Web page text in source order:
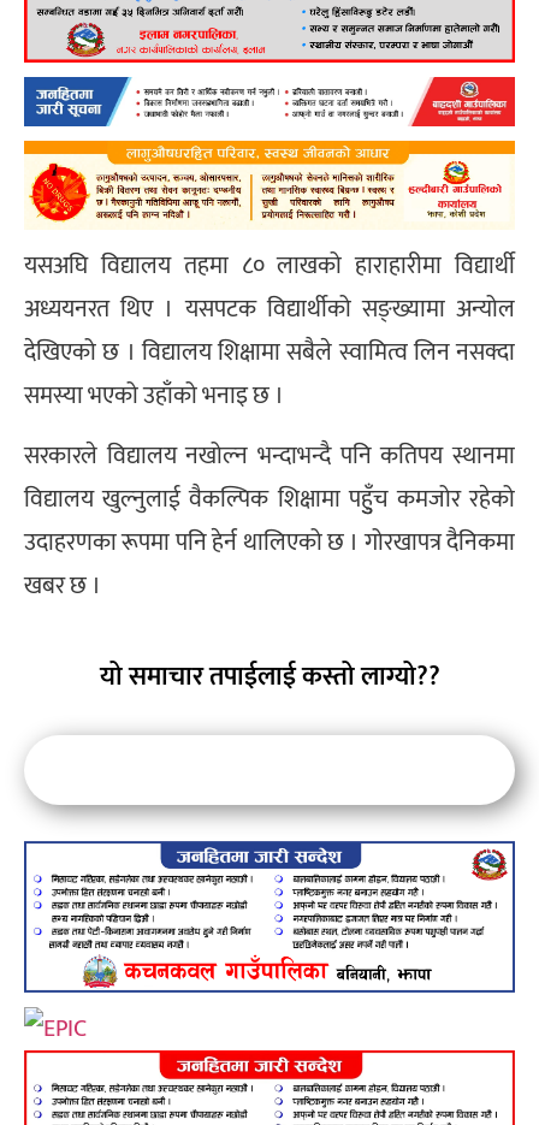
यसअघि विद्यालय तहमा ८० लाखको हाराहारीमा विद्यार्थी
अध्ययनरत थिए । यसपटक विद्यार्थीको सङ्ख्यामा अन्योल
देखिएको छ । विद्यालय शिक्षामा सबैले स्वामित्व लिन नसक्दा
समस्या भएको उहाँको भनाइ छ ।
सरकारले विद्यालय नखोल्न भन्दाभन्दै पनि कतिपय स्थानमा
विद्यालय खुल्नुलाई वैकल्पिक शिक्षामा पहुुँच कमजोर रहेको
उदाहरणका रूपमा पनि हेर्न थालिएको छ । गोरखापत्र दैनिकमा
खबर छ ।
यो समाचार तपाईलाई कस्तो लाग्यो??